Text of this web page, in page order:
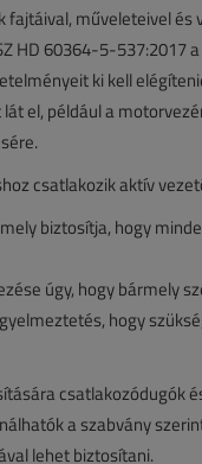
műveleteivel
HD 60364-5-537:2017
ki kell
el, például a
csatlakozik aktív
biztosítja, hogy
úgy, hogy bármely
hogy
csatlakozódugók
a szabvány
lehet biztosítani.